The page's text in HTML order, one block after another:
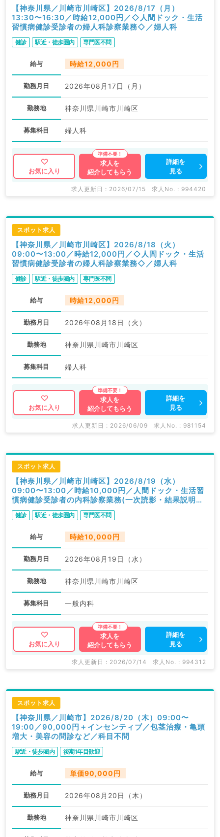
【神奈川県／川崎市川崎区】2026/8/17（月）
13:30〜16:30／時給12,000円／◇人間ドック・生活
習慣病健診受診者の婦人科診察業務◇／婦人科
健診 駅近・徒歩圏内 専門医不問
給与 時給12,000円
勤務月日 2026年08月17日（月）
勤務地 神奈川県川崎市川崎区
募集科目 婦人科
お気に入り
求人を
紹介してもらう
詳細を
見る
求人更新日 : 2026/07/15 求人No. : 994420
スポット求人
【神奈川県／川崎市川崎区】2026/8/18（火）
09:00〜13:00／時給12,000円／◇人間ドック・生活
習慣病健診受診者の婦人科診察業務◇／婦人科
健診 駅近・徒歩圏内 専門医不問
給与 時給12,000円
勤務月日 2026年08月18日（火）
勤務地 神奈川県川崎市川崎区
募集科目 婦人科
お気に入り
求人を
紹介してもらう
詳細を
見る
求人更新日 : 2026/06/09 求人No. : 981154
スポット求人
【神奈川県／川崎市川崎区】2026/8/19（水）
09:00〜13:00／時給10,000円／人間ドック・生活習
慣病健診受診者の内科診察業務(一次読影・結果説明含
む)／内科
健診 駅近・徒歩圏内 専門医不問
給与 時給10,000円
勤務月日 2026年08月19日（水）
勤務地 神奈川県川崎市川崎区
募集科目 一般内科
お気に入り
求人を
紹介してもらう
詳細を
見る
求人更新日 : 2026/07/14 求人No. : 994312
スポット求人
【神奈川県／川崎市】2026/8/20（木）09:00〜
19:00／90,000円＋インセンティブ／包茎治療・亀頭
増大・美容の問診など／科目不問
駅近・徒歩圏内 後期1年目歓迎
給与 単価90,000円
勤務月日 2026年08月20日（木）
勤務地 神奈川県川崎市川崎区